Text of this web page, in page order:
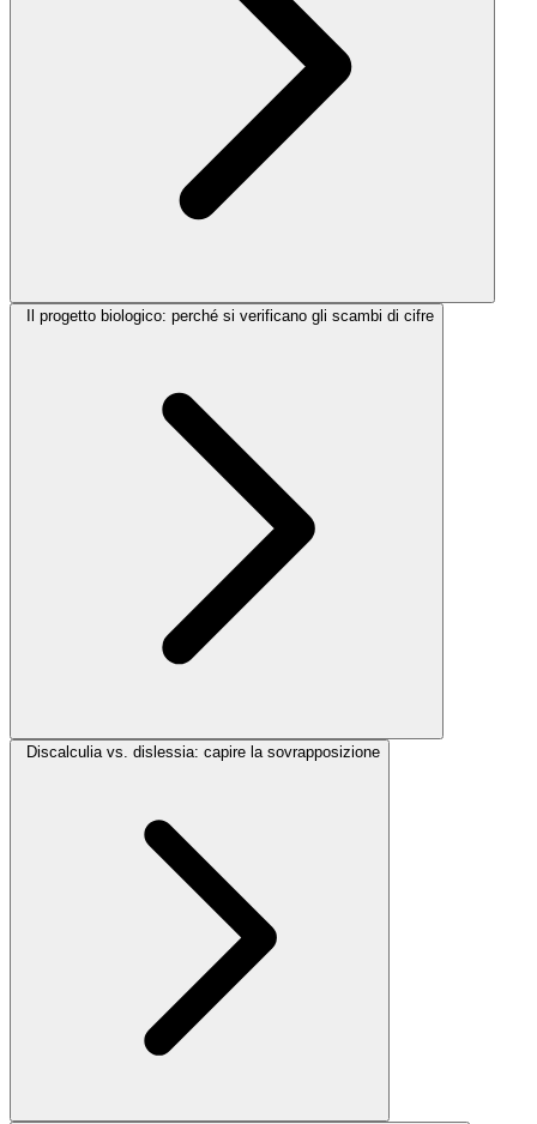
Il progetto biologico: perché si verificano gli scambi di cifre
Discalculia vs. dislessia: capire la sovrapposizione